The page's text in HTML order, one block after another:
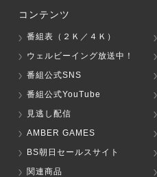
コンテンツ
番組表（２Ｋ／４Ｋ）
ウェルビーイング放送中！
番組公式SNS
番組公式YouTube
見逃し配信
AMBER GAMES
BS朝日セールスサイト
関連商品